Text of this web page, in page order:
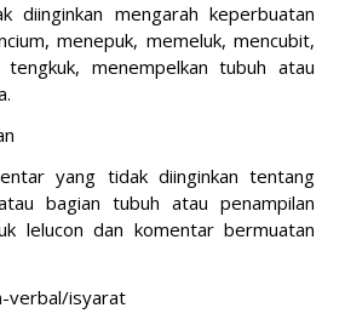
diinginkan mengarah keperbuatan
menepuk, memeluk, mencubit,
menempelkan tubuh atau
yang tidak diinginkan tentang
bagian tubuh atau penampilan
lelucon dan komentar bermuatan
verbal/isyarat